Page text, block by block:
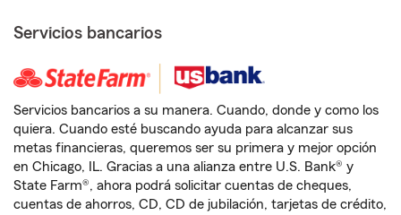
Servicios bancarios
Servicios bancarios a su manera. Cuando, donde y como los
quiera. Cuando esté buscando ayuda para alcanzar sus
metas financieras, queremos ser su primera y mejor opción
en Chicago, IL. Gracias a una alianza entre U.S. Bank® y
State Farm®, ahora podrá solicitar cuentas de cheques,
cuentas de ahorros, CD, CD de jubilación, tarjetas de crédito,